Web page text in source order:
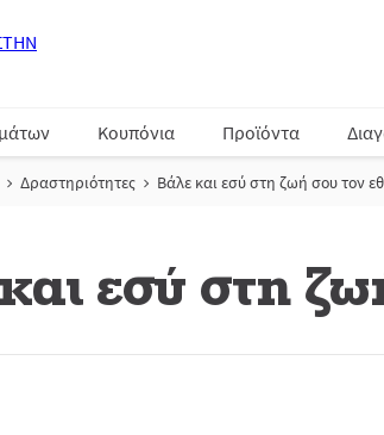
Κουπόνια Προϊόντα
Δραστηριότητες Βάλε και εσύ στη ζωή σου τον
εσύ στη